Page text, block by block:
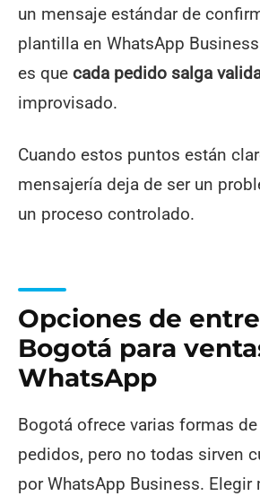
un mensaje estándar de
plantilla en WhatsApp
es que cada pedido salga
improvisado.
Cuando estos puntos están
mensajería deja de ser un
un proceso controlado.
Opciones de
Bogotá para
WhatsApp
Bogotá ofrece varias formas
pedidos, pero no todas sirven
por WhatsApp Business.